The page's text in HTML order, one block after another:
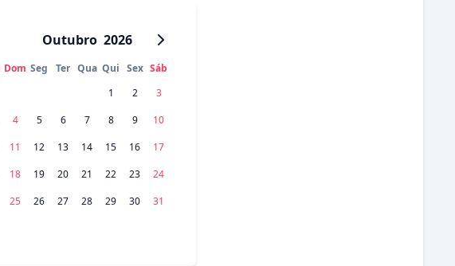
Outubro 2026
Dom Seg Ter Qua Qui Sex Sáb
1
2
3
4
5 6 7 8 9
10
11
12 13 14 15 16
17
18
19 20 21 22 23
24
25
26 27 28 29 30 31